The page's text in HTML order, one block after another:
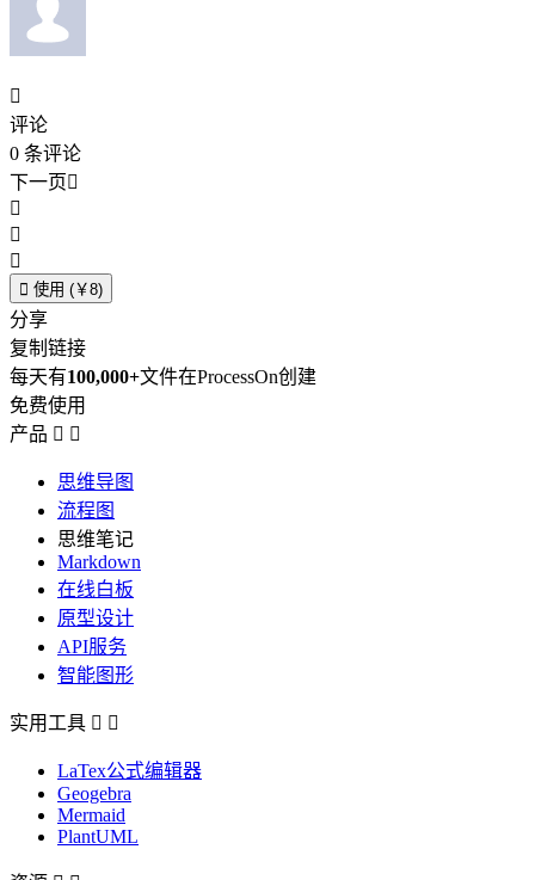

评论
0 条评论
下一页



 使用 (￥8)
分享
复制链接
每天有100,000+文件在ProcessOn创建
免费使用
产品  
思维导图
流程图
思维笔记
Markdown
在线白板
原型设计
API服务
智能图形
实用工具  
LaTex公式编辑器
Geogebra
Mermaid
PlantUML